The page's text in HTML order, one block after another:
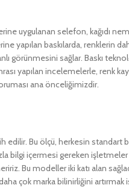
uygulanan selefon, kağıdı
yapılan baskılarda, renklerin
görünmesini sağlar. Baskı
yapılan incelemelerle, renk
ana önceliğimizdir.
Bu ölçü, herkesin standart
bilgi içermesi gereken işletmeler
Bu modeller iki katı alan
çok marka bilinirliğini artırmak